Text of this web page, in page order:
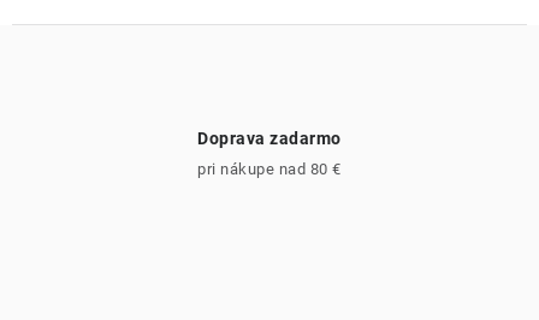
Doprava zadarmo
pri nákupe nad 80 €